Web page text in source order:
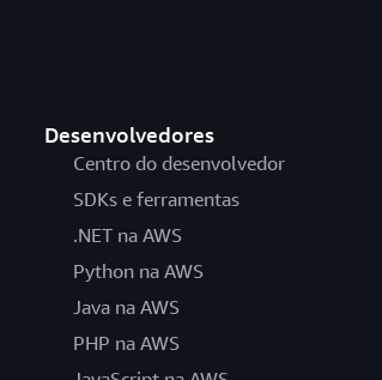
Desenvolvedores
Centro do desenvolvedor
SDKs e ferramentas
.NET na AWS
Python na AWS
Java na AWS
PHP na AWS